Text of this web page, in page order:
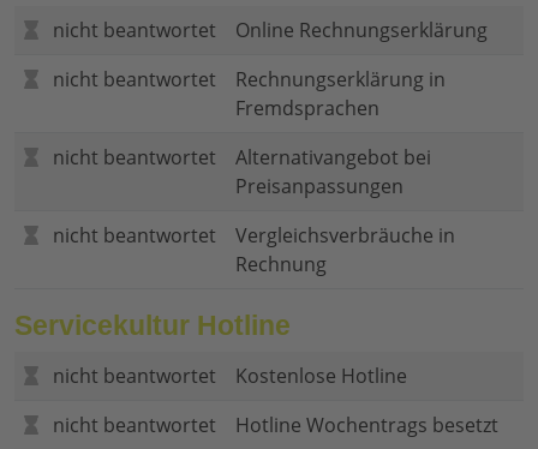
nicht beantwortet
Online Rechnungserklärung
nicht beantwortet
Rechnungserklärung in
Fremdsprachen
nicht beantwortet
Alternativangebot bei
Preisanpassungen
nicht beantwortet
Vergleichsverbräuche in
Rechnung
Servicekultur Hotline
nicht beantwortet
Kostenlose Hotline
nicht beantwortet
Hotline Wochentrags besetzt